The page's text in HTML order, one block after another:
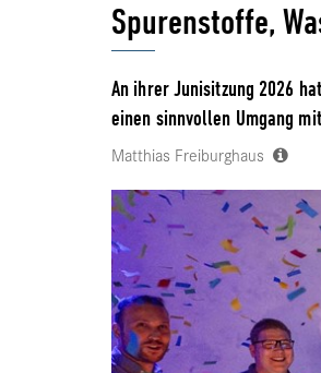
Spurenstoffe,
An ihrer Junisitzung 2026
einen sinnvollen Umgang
Matthias Freiburghaus